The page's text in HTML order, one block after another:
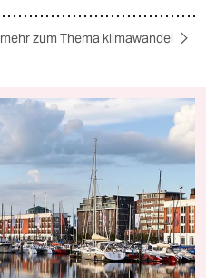
mehr zum Thema klimawandel